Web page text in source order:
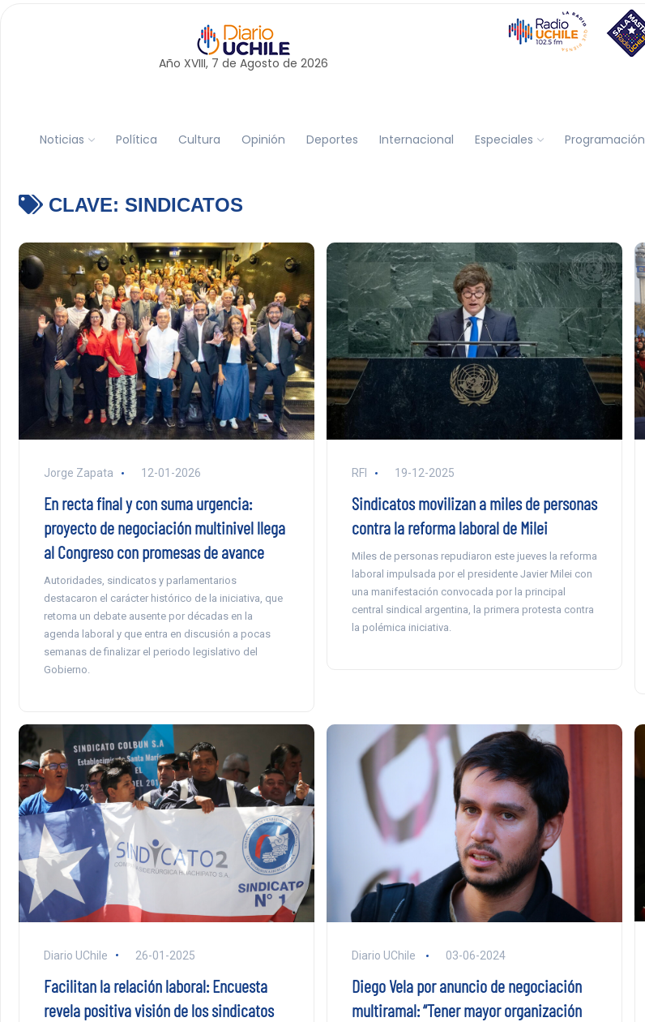
Año XVIII, 7 de Agosto de 2026
Noticias Política Cultura Opinión Deportes Internacional Especiales Programación
CLAVE: SINDICATOS
Jorge Zapata 12-01-2026
En recta final y con suma urgencia:
proyecto de negociación multinivel llega
al Congreso con promesas de avance
Autoridades, sindicatos y parlamentarios
destacaron el carácter histórico de la iniciativa, que
retoma un debate ausente por décadas en la
agenda laboral y que entra en discusión a pocas
semanas de finalizar el periodo legislativo del
Gobierno.
RFI 19-12-2025
Sindicatos movilizan a miles de personas
contra la reforma laboral de Milei
Miles de personas repudiaron este jueves la reforma
laboral impulsada por el presidente Javier Milei con
una manifestación convocada por la principal
central sindical argentina, la primera protesta contra
la polémica iniciativa.
Diario UChile 26-01-2025
Facilitan la relación laboral: Encuesta
revela positiva visión de los sindicatos
Diario UChile 03-06-2024
Diego Vela por anuncio de negociación
multiramal: “Tener mayor organización